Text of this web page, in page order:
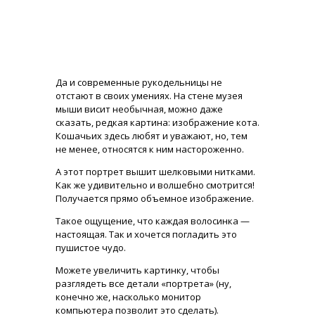
Да и современные рукодельницы не
отстают в своих умениях. На стене музея
мыши висит необычная, можно даже
сказать, редкая картина: изображение кота.
Кошачьих здесь любят и уважают, но, тем
не менее, относятся к ним настороженно.
А этот портрет вышит шелковыми нитками.
Как же удивительно и волшебно смотрится!
Получается прямо объемное изображение.
Такое ощущение, что каждая волосинка —
настоящая. Так и хочется погладить это
пушистое чудо.
Можете увеличить картинку, чтобы
разглядеть все детали «портрета» (ну,
конечно же, насколько монитор
компьютера позволит это сделать).